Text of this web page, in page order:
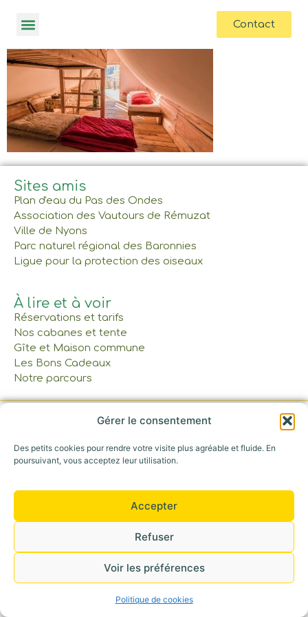
Gérer le consentement
Des petits cookies pour rendre votre visite plus agréable et fluide. En
poursuivant, vous acceptez leur utilisation.
Accepter
Refuser
Voir les préférences
Politique de cookies
principal
Contact
Sites amis
Plan d'eau du Pas des Ondes
Association des Vautours de Rémuzat
Ville de Nyons
Parc naturel régional des Baronnies
Ligue pour la protection des oiseaux
À lire et à voir
Réservations et tarifs
Nos cabanes et tente
Gîte et Maison commune
Les Bons Cadeaux
Notre parcours
Appelez-nous au : 06 42 30 53 52
©+2026 Tous droits réservés